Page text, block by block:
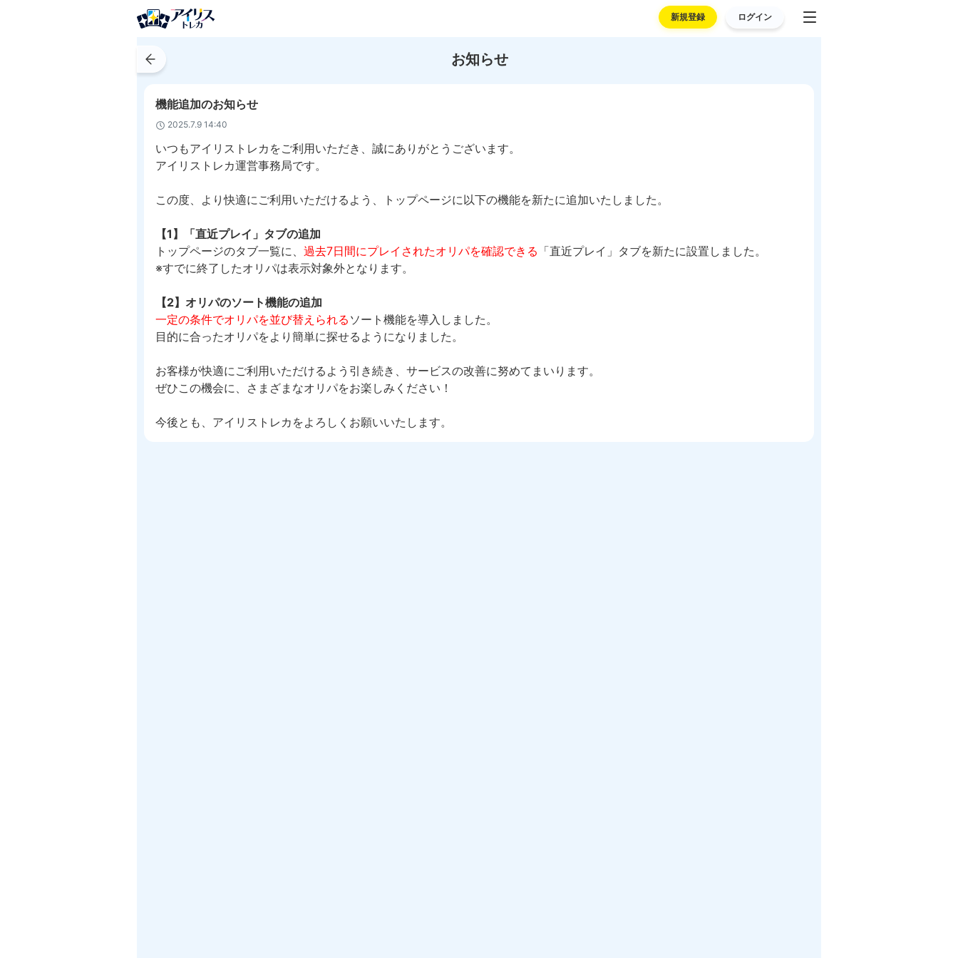
新規登録 ログイン
お知らせ
機能追加のお知らせ
2025.7.9 14:40
いつもアイリストレカをご利用いただき、誠にありがとうございます。
アイリストレカ運営事務局です。
この度、より快適にご利用いただけるよう、トップページに以下の機能を新たに追加いたしました。
【1】「直近プレイ」タブの追加
トップページのタブ一覧に、 過去7日間にプレイされたオリパを確認できる 「直近プレイ」タブを新たに設置しました。
※すでに終了したオリパは表示対象外となります。
【2】オリパのソート機能の追加
一定の条件でオリパを並び替えられる ソート機能を導入しました。
目的に合ったオリパをより簡単に探せるようになりました。
お客様が快適にご利用いただけるよう引き続き、サービスの改善に努めてまいります。
ぜひこの機会に、さまざまなオリパをお楽しみください！
今後とも、アイリストレカをよろしくお願いいたします。